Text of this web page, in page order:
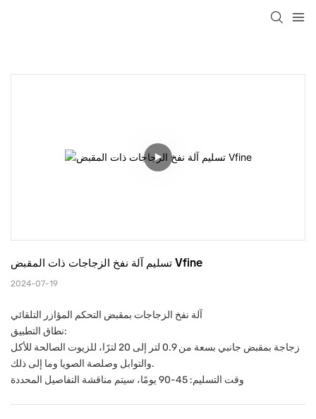
تسليم آلة نفخ الزجاجات ذات المقبض Vfine
2024-07-19
آلة نفخ الزجاجات بمقبض التحكم المؤازر التلقائي
نطاق التطبيق:
زجاجة بمقبض جانبي بسعة من 0.9 لتر إلى 20 لترًا، للزيوت الصالحة للأكل
والتوابل وصلصة الصويا وما إلى ذلك.
وقت التسليم: 45-90 يومًا، سيتم مناقشة التفاصيل المحددة